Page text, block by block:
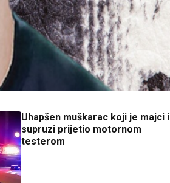
Uhapšen muškarac koji je majci i
supruzi prijetio motornom
testerom